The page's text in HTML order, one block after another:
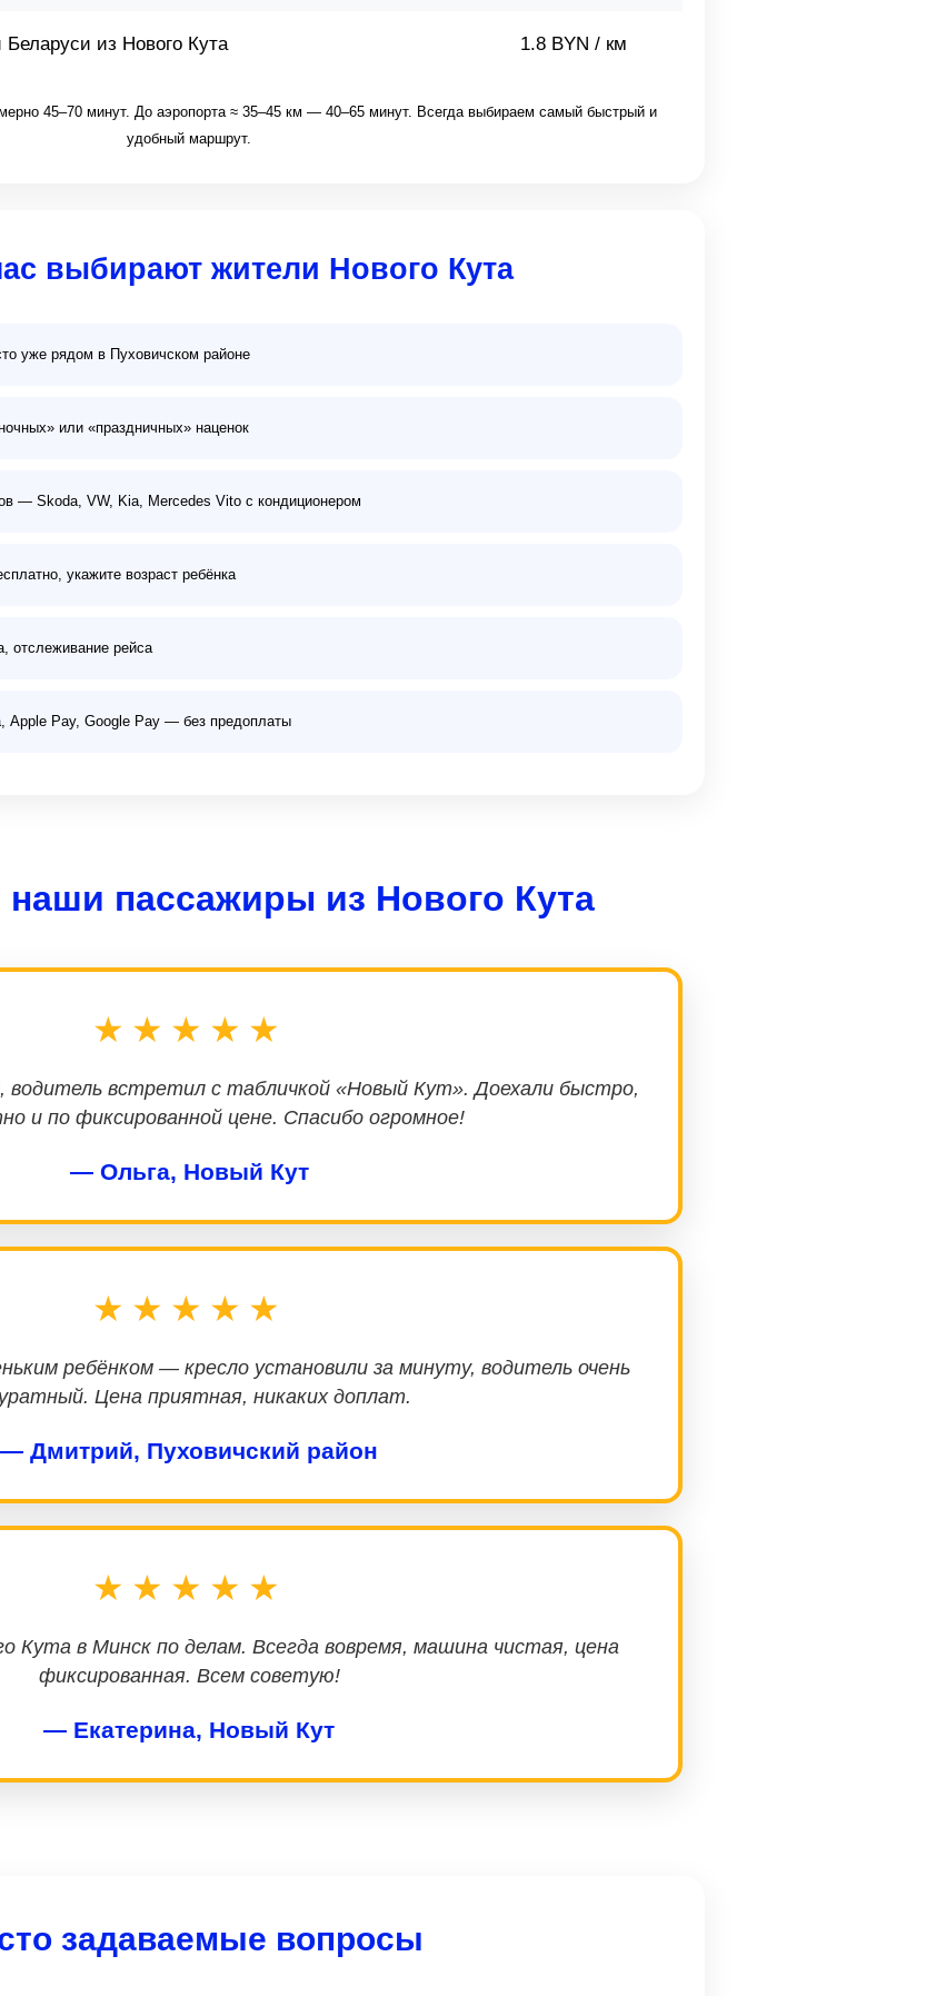
Беларуси из Нового Кута 1.8 BYN / км
45–70 минут. До аэропорта ≈ 35–45 км — 40–65 минут. Всегда выбираем самый быстрый и
удобный маршрут.
выбирают жители Нового Кута
уже рядом в Пуховичском районе
или «праздничных» наценок
— Skoda, VW, Kia, Mercedes Vito с кондиционером
укажите возраст ребёнка
отслеживание рейса
Pay, Google Pay — без предоплаты
наши пассажиры из Нового Кута
★★★★★
водитель встретил с табличкой «Новый Кут». Доехали быстро,
и по фиксированной цене. Спасибо огромное!
— Ольга, Новый Кут
★★★★★
ребёнком — кресло установили за минуту, водитель очень
Цена приятная, никаких доплат.
— Дмитрий, Пуховичский район
★★★★★
Кута в Минск по делам. Всегда вовремя, машина чистая, цена
фиксированная. Всем советую!
— Екатерина, Новый Кут
задаваемые вопросы